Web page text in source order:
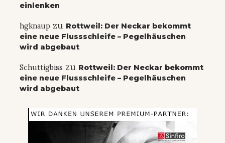
einlenken
hgknaup zu Rottweil: Der Neckar bekommt
eine neue Flussschleife – Pegelhäuschen
wird abgebaut
Schuttigbiss zu Rottweil: Der Neckar bekommt
eine neue Flussschleife – Pegelhäuschen
wird abgebaut